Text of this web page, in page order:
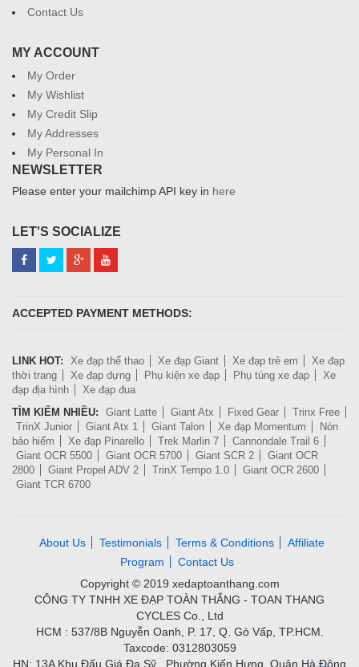
Contact Us
MY ACCOUNT
My Order
My Wishlist
My Credit Slip
My Addresses
My Personal In
NEWSLETTER
Please enter your mailchimp API key in here
LET'S SOCIALIZE
ACCEPTED PAYMENT METHODS:
LINK HOT: Xe đạp thể thao Xe đạp Giant Xe đạp trẻ em
Xe đạp
thời trang
Xe đạp dựng Phụ kiện xe đạp Phụ tùng xe đạp
Xe
đạp địa hình
Xe đạp đua
TÌM KIẾM NHIỀU:
Giant Latte Giant Atx Fixed Gear
Trinx Free
TrinX Junior
Giant Atx 1 Giant Talon Xe đạp Momentum
Nón
bảo hiểm
Xe đạp Pinarello Trek Marlin 7
Cannondale Trail 6
Giant OCR 5500
Giant OCR 5700 Giant SCR 2
Giant OCR
2800
Giant Propel ADV 2 TrinX Tempo 1.0
Giant OCR 2600
Giant TCR 6700
About Us Testimonials Terms & Conditions
Affiliate
Program
Contact Us
Copyright © 2019 xedaptoanthang.com
CÔNG TY TNHH XE ĐẠP TOÀN THẮNG - TOAN THANG
CYCLES Co., Ltd
HCM : 537/8B Nguyễn Oanh, P. 17, Q. Gò Vấp, TP.HCM.
Taxcode: 0312803059
HN: 13A Khu Đấu Giá Đa Sỹ , Phường Kiến Hưng, Quận Hà Đông